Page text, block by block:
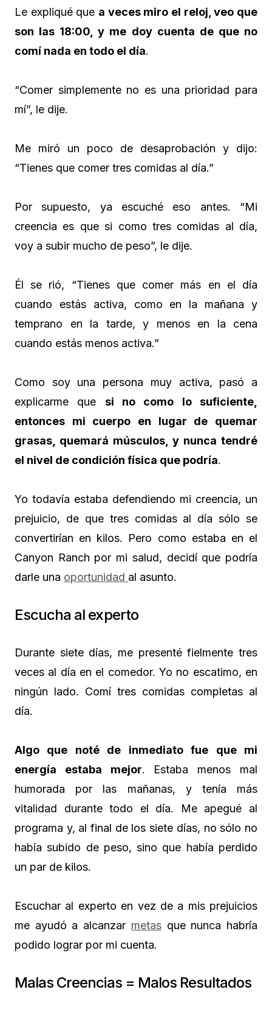
Le expliqué que a veces miro el reloj, veo que
son las 18:00, y me doy cuenta de que no
comí nada en todo el día.
“Comer simplemente no es una prioridad para
mí”, le dije.
Me miró un poco de desaprobación y dijo:
“Tienes que comer tres comidas al día.”
Por supuesto, ya escuché eso antes. “Mi
creencia es que si como tres comidas al día,
voy a subir mucho de peso”, le dije.
Él se rió, “Tienes que comer más en el día
cuando estás activa, como en la mañana y
temprano en la tarde, y menos en la cena
cuando estás menos activa.”
Como soy una persona muy activa, pasó a
explicarme que si no como lo suficiente,
entonces mi cuerpo en lugar de quemar
grasas, quemará músculos, y nunca tendré
el nivel de condición física que podría.
Yo todavía estaba defendiendo mi creencia, un
prejuicio, de que tres comidas al día sólo se
convertirían en kilos. Pero como estaba en el
Canyon Ranch por mi salud, decidí que podría
darle una oportunidad al asunto.
Escucha al experto
Durante siete días, me presenté fielmente tres
veces al día en el comedor. Yo no escatimo, en
ningún lado. Comí tres comidas completas al
día.
Algo que noté de inmediato fue que mi
energía estaba mejor. Estaba menos mal
humorada por las mañanas, y tenía más
vitalidad durante todo el día. Me apegué al
programa y, al final de los siete días, no sólo no
había subido de peso, sino que había perdido
un par de kilos.
Escuchar al experto en vez de a mis prejuicios
me ayudó a alcanzar metasque nunca habría
podido lograr por mi cuenta.
Malas Creencias = Malos Resultados